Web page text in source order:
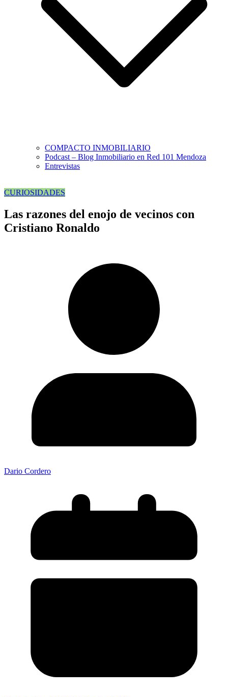
COMPACTO INMOBILIARIO
Podcast – Blog Inmobiliario en Red 101 Mendoza
Entrevistas
CURIOSIDADES
Las razones del enojo de vecinos con
Cristiano Ronaldo
Dario Cordero